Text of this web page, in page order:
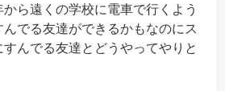
ら遠くの学校に電車で行くよう
でる友達ができるかもなのにス
んでる友達とどうやってやりと